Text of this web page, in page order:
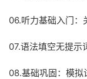
06.听力基础入门
07.语法填空无提示
08.基础巩固：模